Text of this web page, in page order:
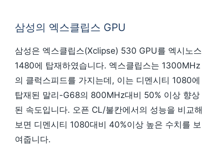
삼성의 엑스클립스 GPU
삼성은 엑스클립스(Xclipse) 530 GPU를 엑시노스
1480에 탑재하였습니다. 엑스클립스는 1300MHz
의 클럭스피드를 가지는데, 이는 디멘시티 1080에
탑재된 말리-G68의 800MHz대비 50% 이상 향상
된 속도입니다. 오픈 CL/불칸에서의 성능을 비교해
보면 디멘시티 1080대비 40%이상 높은 수치를 보
여줍니다.